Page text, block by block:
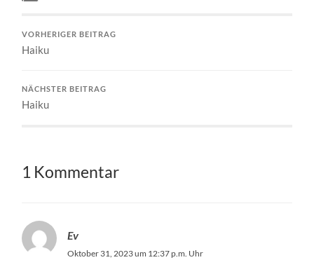
VORHERIGER BEITRAG
Haiku
NÄCHSTER BEITRAG
Haiku
1 Kommentar
Ev
Oktober 31, 2023 um 12:37 p.m. Uhr